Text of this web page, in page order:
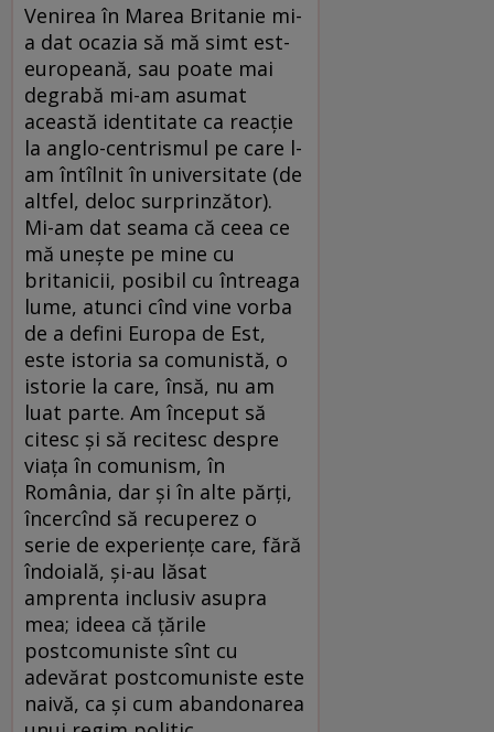
Venirea în Marea Britanie mi-
a dat ocazia să mă simt est-
europeană, sau poate mai
degrabă mi-am asumat
această identitate ca reacţie
la anglo-centrismul pe care l-
am întîlnit în universitate (de
altfel, deloc surprinzător).
Mi-am dat seama că ceea ce
mă uneşte pe mine cu
britanicii, posibil cu întreaga
lume, atunci cînd vine vorba
de a defini Europa de Est,
este istoria sa comunistă, o
istorie la care, însă, nu am
luat parte. Am început să
citesc şi să recitesc despre
viaţa în comunism, în
România, dar şi în alte părţi,
încercînd să recuperez o
serie de experienţe care, fără
îndoială, şi-au lăsat
amprenta inclusiv asupra
mea; ideea că ţările
postcomuniste sînt cu
adevărat postcomuniste este
naivă, ca şi cum abandonarea